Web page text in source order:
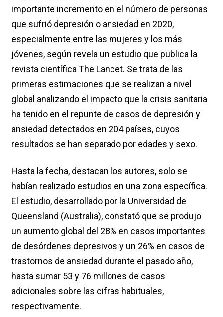
importante incremento en el número de personas
que sufrió depresión o ansiedad en 2020,
especialmente entre las mujeres y los más
jóvenes, según revela un estudio que publica la
revista científica The Lancet. Se trata de las
primeras estimaciones que se realizan a nivel
global analizando el impacto que la crisis sanitaria
ha tenido en el repunte de casos de depresión y
ansiedad detectados en 204 países, cuyos
resultados se han separado por edades y sexo.
Hasta la fecha, destacan los autores, solo se
habían realizado estudios en una zona específica.
El estudio, desarrollado por la Universidad de
Queensland (Australia), constató que se produjo
un aumento global del 28% en casos importantes
de desórdenes depresivos y un 26% en casos de
trastornos de ansiedad durante el pasado año,
hasta sumar 53 y 76 millones de casos
adicionales sobre las cifras habituales,
respectivamente.